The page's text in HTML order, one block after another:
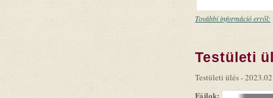
További információ erről:
Testületi
Testületi ülés -
Fájlok: